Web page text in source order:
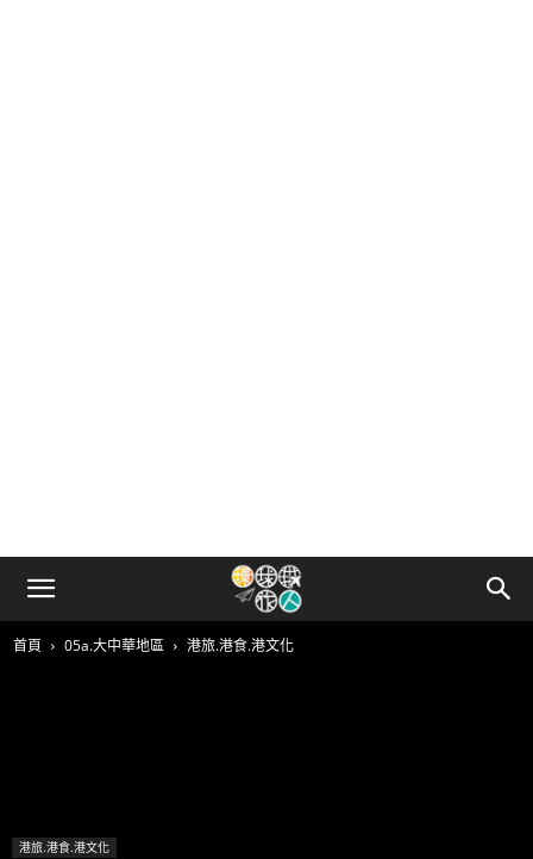
首頁 05a.大中華地區 港旅.港食.港文化
港旅.港食.港文化